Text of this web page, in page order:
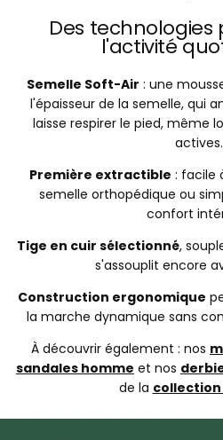
Des technologies
l'activité
Semelle Soft-Air : une
l'épaisseur de la semelle, qui
laisse respirer le pied, même
actives.
Première extractible : facile
semelle orthopédique ou
confort
Tige en cuir sélectionné,
s'assouplit encore
Construction ergonomique
la marche dynamique sans
À découvrir également : nos
sandales homme et nos
de la